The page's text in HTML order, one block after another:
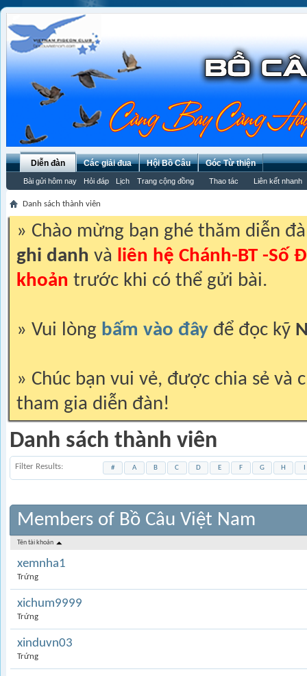
Diễn đàn
Bài gửi hôm nay Hỏi đáp Lịch Trang cộng đồng Thao tác Liên kết nhanh
Các giải đua Hội Bồ Câu Góc Từ thiện
Danh sách thành viên
» Chào mừng bạn ghé thăm diễn
ghi danh và liên hệ Chánh-BT -Số
khoản trước khi có thể gửi bài.
» Vui lòng bấm vào đây để đọc kỹ
» Chúc bạn vui vẻ, được chia sẻ và
tham gia diễn đàn!
Danh sách thành viên
Filter Results # A B C D E F G H
Members of Bồ Câu Việt Nam
Tên tài khoản
xemnha1
Trứng
xichum9999
Trứng
xinduvn03
Trứng